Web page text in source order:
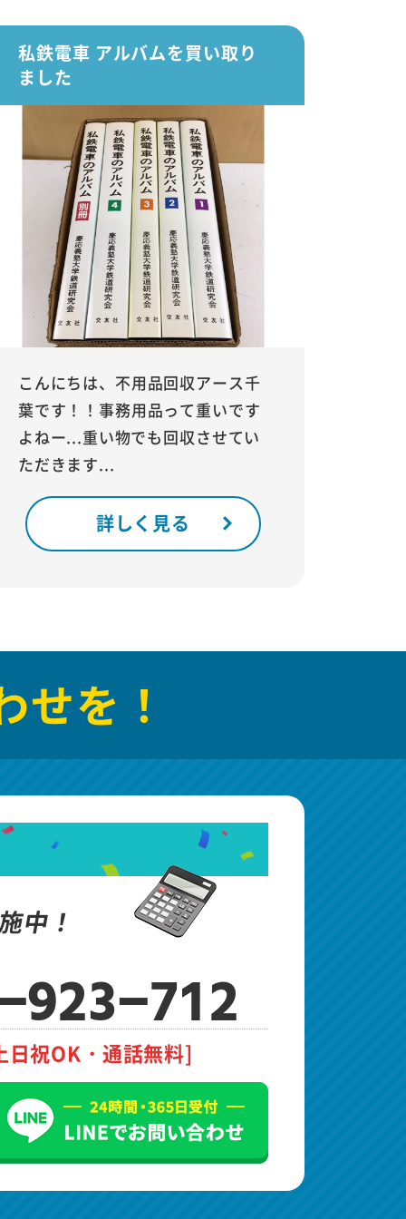
私鉄電車 アルバムを買い取り
ました
こんにちは、不用品回収アース千
葉です！！事務用品って重いです
よねー...重い物でも回収させてい
ただきます...
詳しく見る
せを！
中！
923-712
日祝OK・通話無料]